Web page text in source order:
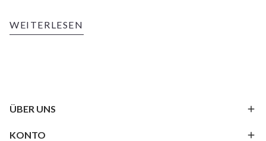
WEITERLESEN
ÜBER UNS
KONTO